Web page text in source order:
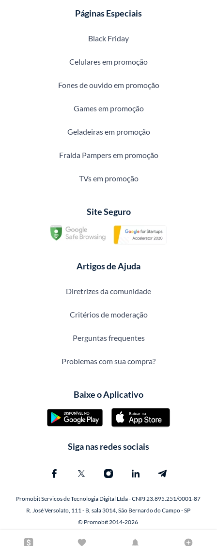
Páginas Especiais
Black Friday
Celulares em promoção
Fones de ouvido em promoção
Games em promoção
Geladeiras em promoção
Fralda Pampers em promoção
TVs em promoção
Site Seguro
Artigos de Ajuda
Diretrizes da comunidade
Critérios de moderação
Perguntas frequentes
Problemas com sua compra?
Baixe o Aplicativo
Siga nas redes sociais
Promobit Servicos de Tecnologia Digital Ltda - CNPJ 23.895.251/0001-87
R. José Versolato, 111 - B, sala 3014, São Bernardo do Campo - SP
© Promobit 2014-2026